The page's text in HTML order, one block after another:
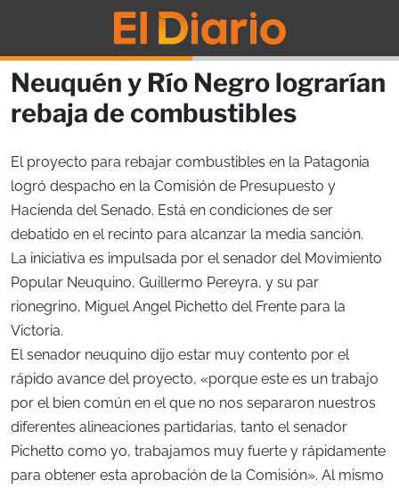
Neuquén y Río Negro lograrían
rebaja de combustibles
El proyecto para rebajar combustibles en la Patagonia
logró despacho en la Comisión de Presupuesto y
Hacienda del Senado. Está en condiciones de ser
debatido en el recinto para alcanzar la media sanción.
La iniciativa es impulsada por el senador del Movimiento
Popular Neuquino, Guillermo Pereyra, y su par
rionegrino, Miguel Angel Pichetto del Frente para la
Victoria.
El senador neuquino dijo estar muy contento por el
rápido avance del proyecto, «porque este es un trabajo
por el bien común en el que no nos separaron nuestros
diferentes alineaciones partidarias, tanto el senador
Pichetto como yo, trabajamos muy fuerte y rápidamente
para obtener esta aprobación de la Comisión». Al mismo